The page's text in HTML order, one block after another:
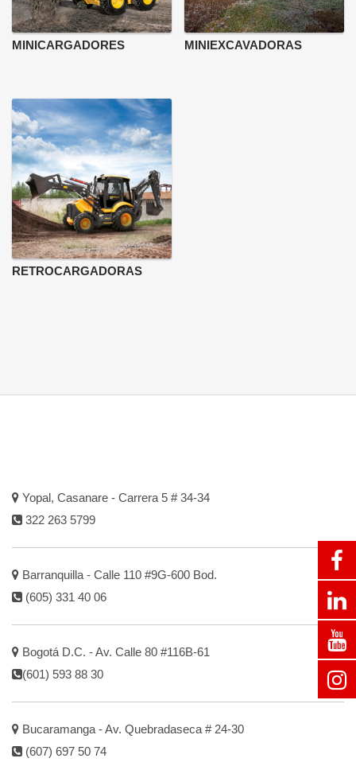
MINICARGADORES MINIEXCAVADORAS
RETROCARGADORAS
Yopal, Casanare - Carrera 5 # 34-34
322 263 5799
Barranquilla - Calle 110 #9G-600 Bod.
(605) 331 40 06
Bogotá D.C. - Av. Calle 80 #116B-61
(601) 593 88 30
Bucaramanga - Av. Quebradaseca # 24-30
(607) 697 50 74